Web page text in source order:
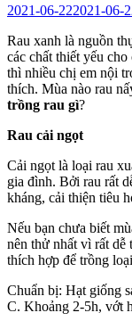
2021-06-222021-06-
Rau xanh là nguồn
các chất thiết yếu
thì nhiều chị em nội
thích. Mùa nào rau
trồng rau gì?
Rau cải ngọt
Cải ngọt là loại rau
gia đình. Bởi rau rất
kháng, cải thiện tiêu
Nếu bạn chưa biết
nên thử nhất vì rất
thích hợp để trồng
Chuẩn bị: Hạt giống
C. Khoảng 2-5h, vớt